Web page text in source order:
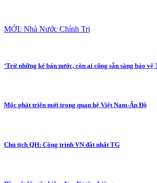
MỚI: Nhà Nước Chính Trị
‘Trừ những kẻ bán nước, còn ai cũng sẵn sàng bảo vệ
Mốc phát triển mới trong quan hệ Việt Nam-Ấn Độ
Chủ tịch QH: Công trình VN đắt nhất TG